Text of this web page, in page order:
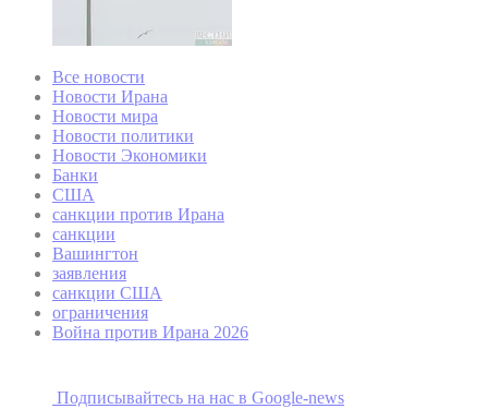
Все новости
Новости Ирана
Новости мира
Новости политики
Новости Экономики
Банки
США
санкции против Ирана
санкции
Вашингтон
заявления
санкции США
ограничения
Война против Ирана 2026
Подписывайтесь на наc в Google-news